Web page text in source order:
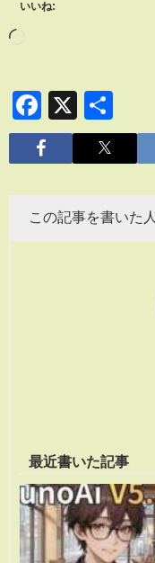
いいね:
Facebook
X
有
この記事を書いた人
最近書いた記事